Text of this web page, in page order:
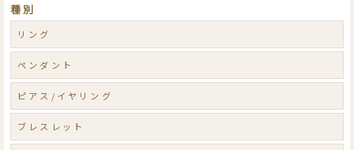
種別
リング
ペンダント
ピアス/イヤリング
ブレスレット